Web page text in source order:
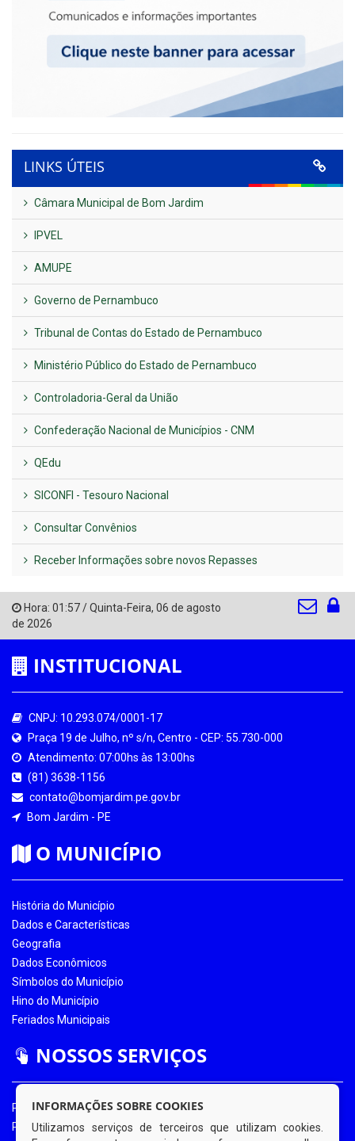
LINKS ÚTEIS
Câmara Municipal de Bom Jardim
IPVEL
AMUPE
Governo de Pernambuco
Tribunal de Contas do Estado de Pernambuco
Ministério Público do Estado de Pernambuco
Controladoria-Geral da União
Confederação Nacional de Municípios - CNM
QEdu
SICONFI - Tesouro Nacional
Consultar Convênios
Receber Informações sobre novos Repasses
Hora: 01:57/Quinta-Feira, 06 de agosto
de 2026
INSTITUCIONAL
CNPJ: 10.293.074/0001-17
Praça 19 de Julho, nº s/n, Centro - CEP: 55.730-000
Atendimento: 07:00hs às 13:00hs
(81) 3638-1156
contato@bomjardim.pe.gov.br
Bom Jardim - PE
O MUNICÍPIO
História do Município
Dados e Características
Geografia
Dados Econômicos
Símbolos do Município
Hino do Município
Feriados Municipais
NOSSOS SERVIÇOS
Portal da Transparência
Portal da Transparência COVID-19
INFORMAÇÕES SOBRE COOKIES
Utilizamos serviços de terceiros que utilizam cookies.